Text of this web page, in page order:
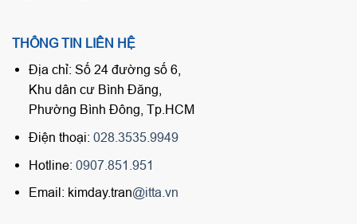
THÔNG TIN LIÊN HỆ
Địa chỉ: Số 24 đường số 6,
Khu dân cư Bình Đăng,
Phường Bình Đông, Tp.HCM
Điện thoại: 028.3535.9949
Hotline: 0907.851.951
Email: kimday.tran@itta.vn